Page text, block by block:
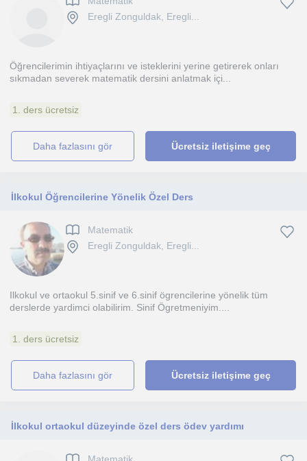
Eregli Zonguldak, Eregli...
Öğrencilerimin ihtiyaçlarını ve isteklerini yerine getirerek onları
sıkmadan severek matematik dersini anlatmak içi...
1. ders ücretsiz
daha fazlasını gör Ücretsiz iletişime geç
İlkokul Öğrencilerine Yönelik Özel Ders
Matematik
Eregli Zonguldak, Eregli...
Ilkokul ve ortaokul 5.sinif ve 6.sinif ögrencilerine yönelik tüm
derslerde yardimci olabilirim. Sinif Ögretmeniyim....
1. ders ücretsiz
daha fazlasını gör Ücretsiz iletişime geç
İlkokul ortaokul düzeyinde özel ders ödev yardımı